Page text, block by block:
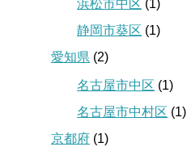
浜松市中区 (1)
静岡市葵区 (1)
愛知県 (2)
名古屋市中区 (1)
名古屋市中村区 (1)
京都府 (1)